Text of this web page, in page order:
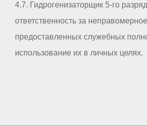
4.7. Гидрогенизаторщик 5-го
ответственность за
предоставленных служебных
использование их в личных целях.